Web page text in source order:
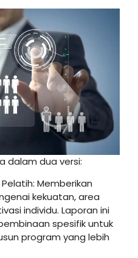
dalam dua versi:
Memberikan
kekuatan, area
individu. Laporan ini
spesifik untuk
program yang lebih